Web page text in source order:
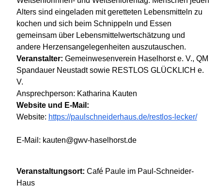
Alters sind eingeladen mit geretteten Lebensmitteln zu
kochen und sich beim Schnippeln und Essen
gemeinsam über Lebensmittelwertschätzung und
andere Herzensangelegenheiten auszutauschen.
Veranstalter: Gemeinwesenverein Haselhorst e. V., QM
Spandauer Neustadt sowie RESTLOS GLÜCKLICH e.
V.
Ansprechperson: Katharina Kauten
Website und E-Mail:
Website: https://paulschneiderhaus.de/restlos-lecker/
E-Mail: kauten@gwv-haselhorst.de
Veranstaltungsort: Café Paule im Paul-Schneider-
Haus